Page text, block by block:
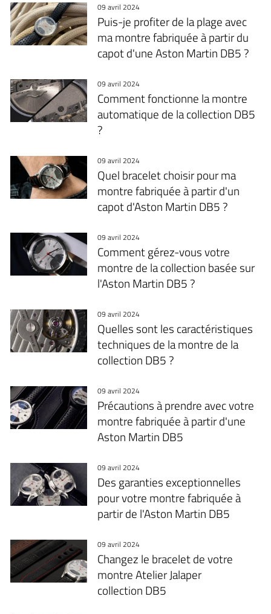
09 avril 2024
Puis-je profiter de la plage avec
ma montre fabriquée à partir du
capot d'une Aston Martin DB5 ?
09 avril 2024
Comment fonctionne la montre
automatique de la collection DB5
?
09 avril 2024
Quel bracelet choisir pour ma
montre fabriquée à partir d'un
capot d'Aston Martin DB5 ?
09 avril 2024
Comment gérez-vous votre
montre de la collection basée sur
l'Aston Martin DB5 ?
09 avril 2024
Quelles sont les caractéristiques
techniques de la montre de la
collection DB5 ?
09 avril 2024
Précautions à prendre avec votre
montre fabriquée à partir d'une
Aston Martin DB5
09 avril 2024
Des garanties exceptionnelles
pour votre montre fabriquée à
partir de l'Aston Martin DB5
09 avril 2024
Changez le bracelet de votre
montre Atelier Jalaper
collection DB5